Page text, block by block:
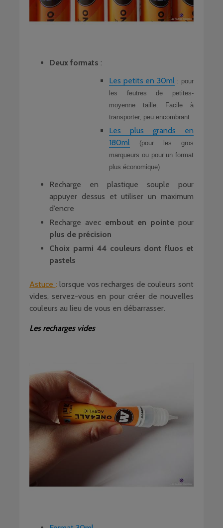
Deux formats :
Les petits en 30ml: pour
les feutres de petites-
moyenne taille. Facile à
transporter, peu encombrant
Les plus grands en
180ml
(pour les gros
marqueurs ou pour un format
plus économique)
Recharge en plastique souple pour
appuyer dessus et utiliser un maximum
d’encre
Recharge avec embout en pointe pour
plus de précision
Choix parmi 44 couleurs dont fluos et
pastels
Astuce : lorsque vos recharges de couleurs sont
vides, servez-vous en pour créer de nouvelles
couleurs au lieu de vous en débarrasser.
Les recharges vides